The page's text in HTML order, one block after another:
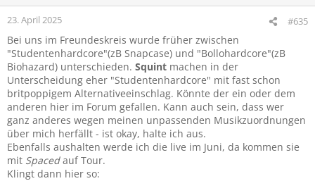
n
n
:
23. April 2025 #635
Bei uns im Freundeskreis wurde früher zwischen
"Studentenhardcore"(zB Snapcase) und "Bollohardcore"(zB
Biohazard) unterschieden. Squint machen in der
Unterscheidung eher "Studentenhardcore" mit fast schon
britpoppigem Alternativeeinschlag. Könnte der ein oder dem
anderen hier im Forum gefallen. Kann auch sein, dass wer
ganz anderes wegen meinen unpassenden Musikzuordnungen
über mich herfällt - ist okay, halte ich aus.
Ebenfalls aushalten werde ich die live im Juni, da kommen sie
mit Spacedauf Tour.
Klingt dann hier so: